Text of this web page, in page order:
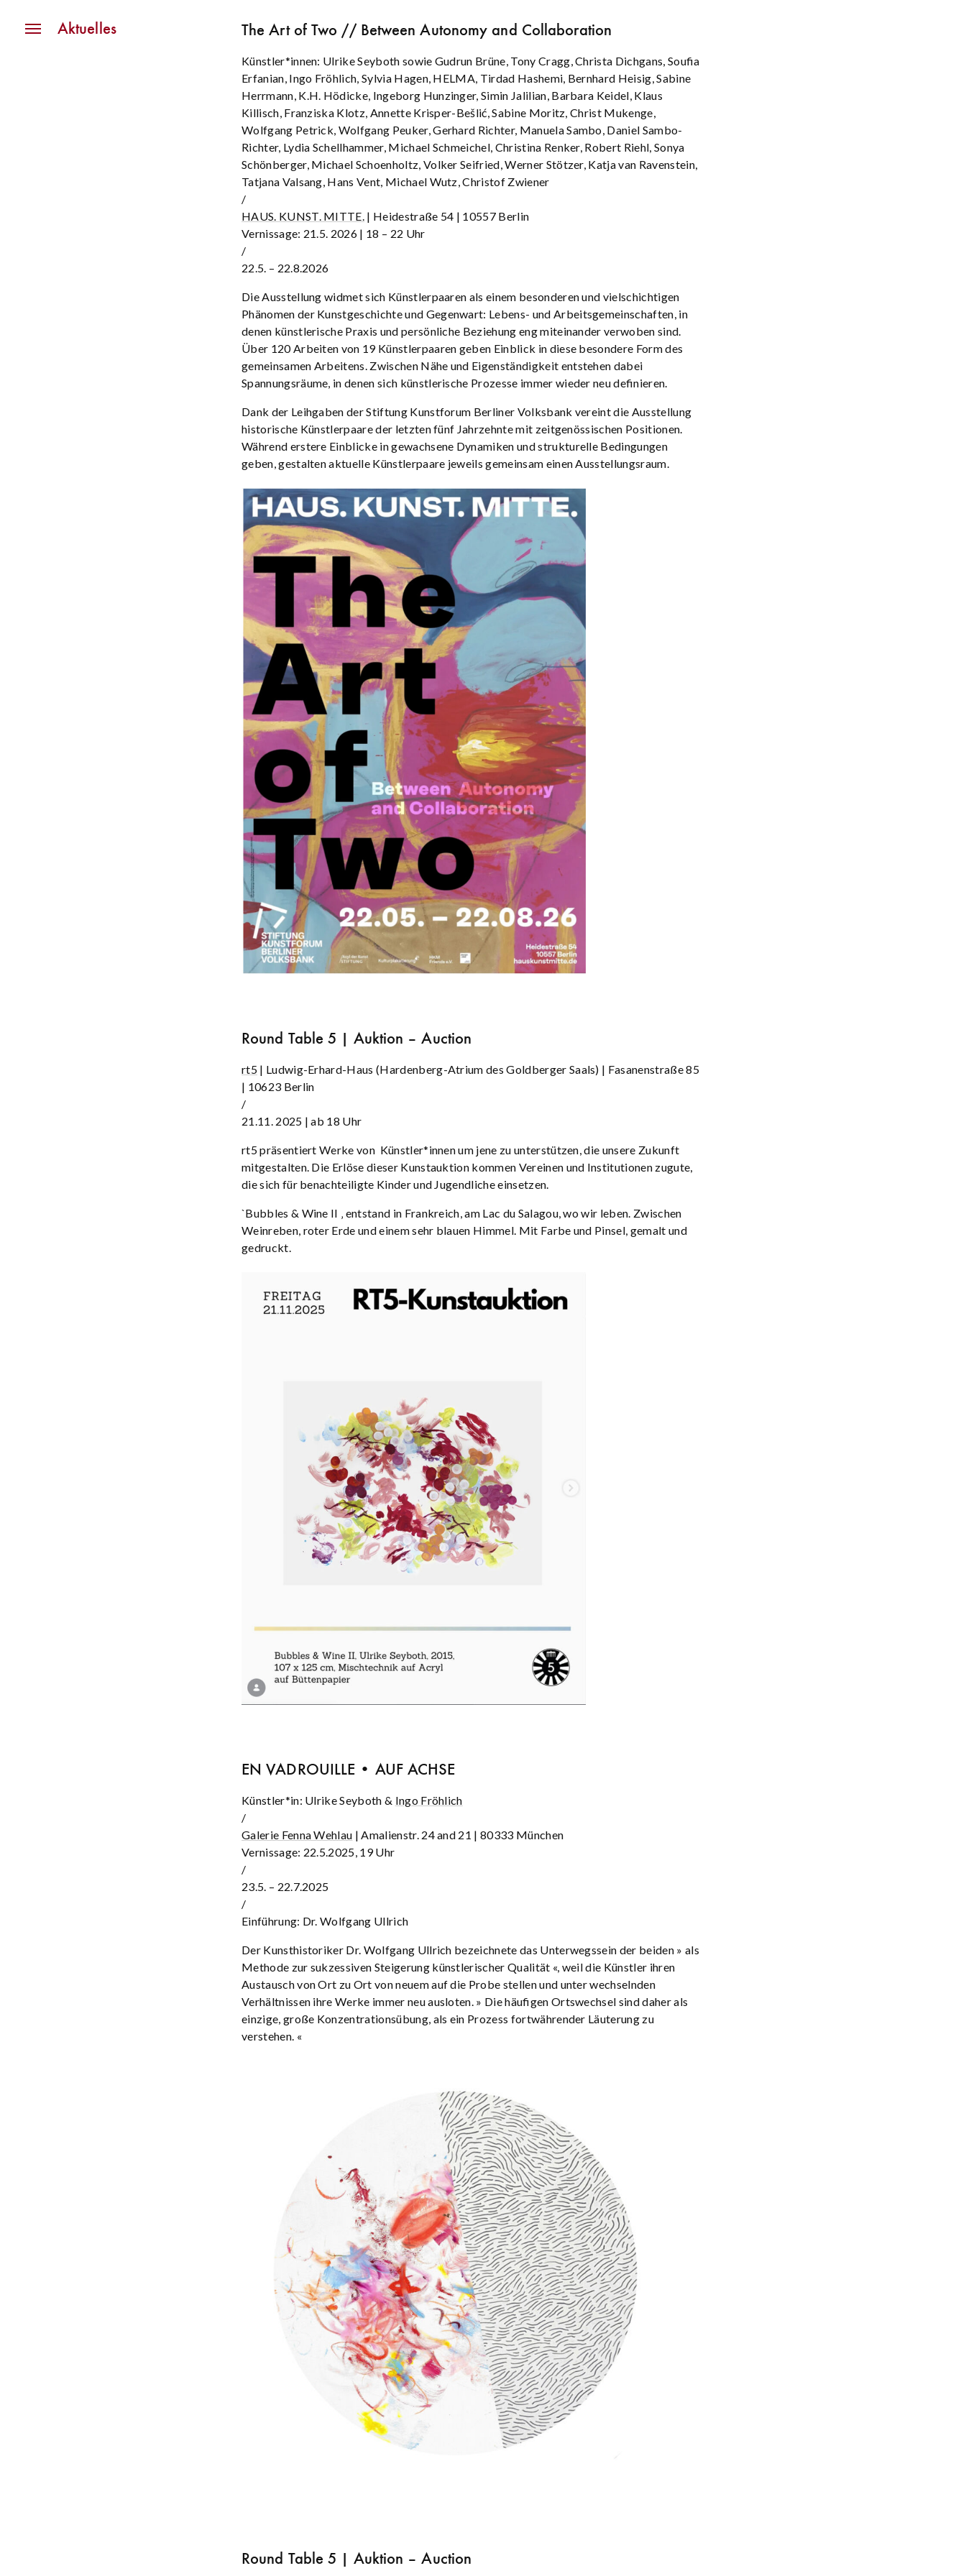
Aktuelles The Art of Two // Between Autonomy and Collaboration
Künstler*innen: Ulrike Seyboth sowie Gudrun Brüne, Tony Cragg, Christa Dichgans, Soufia
Erfanian, Ingo Fröhlich, Sylvia Hagen, HELMA, Tirdad Hashemi, Bernhard Heisig, Sabine
Herrmann, K.H. Hödicke, Ingeborg Hunzinger, Simin Jalilian, Barbara Keidel, Klaus
Killisch, Franziska Klotz, Annette Krisper-Bešlić, Sabine Moritz, Christ Mukenge,
Wolfgang Petrick, Wolfgang Peuker, Gerhard Richter, Manuela Sambo, Daniel Sambo-
Richter, Lydia Schellhammer, Michael Schmeichel, Christina Renker, Robert Riehl, Sonya
Schönberger, Michael Schoenholtz, Volker Seifried, Werner Stötzer, Katja van Ravenstein,
Tatjana Valsang, Hans Vent, Michael Wutz, Christof Zwiener
/
HAUS. KUNST. MITTE. | Heidestraße 54 | 10557 Berlin
Vernissage: 21.5. 2026 | 18 – 22 Uhr
/
22.5. – 22.8.2026
Die Ausstellung widmet sich Künstlerpaaren als einem besonderen und vielschichtigen
Phänomen der Kunstgeschichte und Gegenwart: Lebens- und Arbeitsgemeinschaften, in
denen künstlerische Praxis und persönliche Beziehung eng miteinander verwoben sind.
Über 120 Arbeiten von 19 Künstlerpaaren geben Einblick in diese besondere Form des
gemeinsamen Arbeitens. Zwischen Nähe und Eigenständigkeit entstehen dabei
Spannungsräume, in denen sich künstlerische Prozesse immer wieder neu definieren.
Dank der Leihgaben der Stiftung Kunstforum Berliner Volksbank vereint die Ausstellung
historische Künstlerpaare der letzten fünf Jahrzehnte mit zeitgenössischen Positionen.
Während erstere Einblicke in gewachsene Dynamiken und strukturelle Bedingungen
geben, gestalten aktuelle Künstlerpaare jeweils gemeinsam einen Ausstellungsraum.
Round Table 5 | Auktion – Auction
rt5| Ludwig-Erhard-Haus (Hardenberg-Atrium des Goldberger Saals) | Fasanenstraße 85
| 10623 Berlin
/
21.11. 2025 | ab 18 Uhr
rt5 präsentiert Werke von Künstler*innen um jene zu unterstützen, die unsere Zukunft
mitgestalten. Die Erlöse dieser Kunstauktion kommen Vereinen und Institutionen zugute,
die sich für benachteiligte Kinder und Jugendliche einsetzen.
`Bubbles & Wine II ‚ entstand in Frankreich, am Lac du Salagou, wo wir leben. Zwischen
Weinreben, roter Erde und einem sehr blauen Himmel. Mit Farbe und Pinsel, gemalt und
gedruckt.
EN VADROUILLE • AUF ACHSE
Künstler*in: Ulrike Seyboth & Ingo Fröhlich
/
Galerie Fenna Wehlau | Amalienstr. 24 and 21 | 80333 München
Vernissage: 22.5.2025, 19 Uhr
/
23.5. – 22.7.2025
/
Einführung: Dr. Wolfgang Ullrich
Der Kunsthistoriker Dr. Wolfgang Ullrich bezeichnete das Unterwegssein der beiden » als
Methode zur sukzessiven Steigerung künstlerischer Qualität «, weil die Künstler ihren
Austausch von Ort zu Ort von neuem auf die Probe stellen und unter wechselnden
Verhältnissen ihre Werke immer neu ausloten. » Die häufigen Ortswechsel sind daher als
einzige, große Konzentrationsübung, als ein Prozess fortwährender Läuterung zu
verstehen. «
Round Table 5 | Auktion – Auction